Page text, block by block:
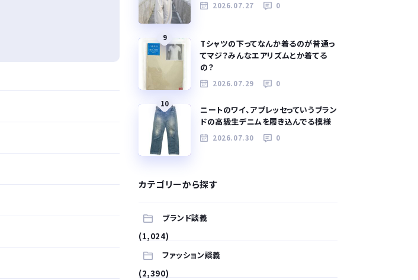
2026.07.27 0
9
Tシャツの下ってなんか着るのが普通っ
てマジ？みんなエアリズムとか着てる
の？
2026.07.29 0
10
ニートのワイ、アプレッセっていうブラン
ドの高級生デニムを履き込んでる模様
2026.07.30 0
カテゴリーから探す
ブランド談義
(1,024)
ファッション談義
(2,390)